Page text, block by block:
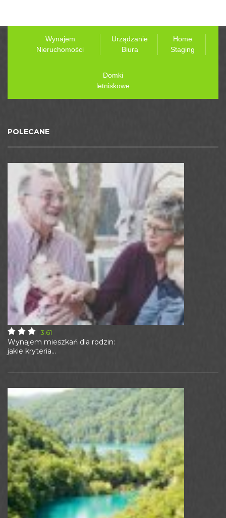
Wynajem
Nieruchomości
Urządzanie
Biura
Home
Staging
Domki
letniskowe
POLECANE
Wynajem mieszkań dla rodzin:
jakie kryteria...
3.61